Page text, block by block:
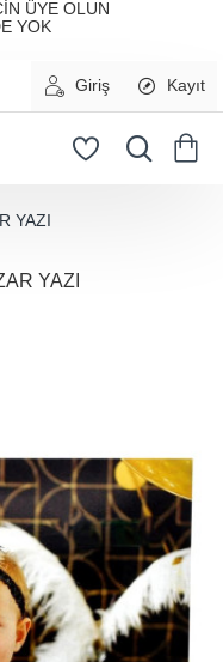
İÇİN ÜYE OLUN
YOK
Giriş Kayıt
YAZI
YAZI